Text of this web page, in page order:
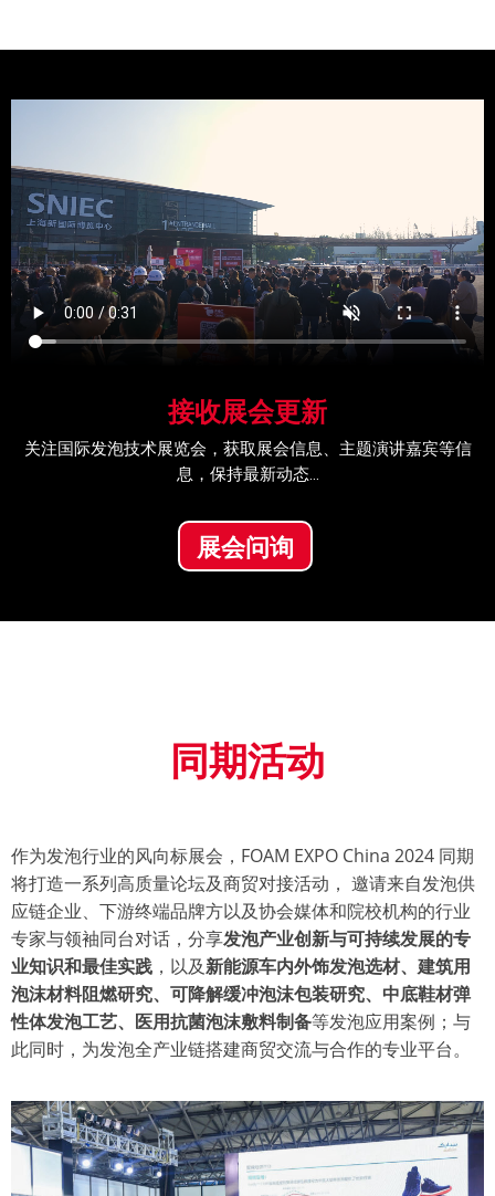
接收展会更新
关注国际发泡技术展览会，获取展会信息、主题演讲嘉宾等信
息，保持最新动态...
展会问询
同期活动
作为发泡行业的风向标展会，FOAM EXPO China 2024 同期
将打造一系列高质量论坛及商贸对接活动， 邀请来自发泡供
应链企业、下游终端品牌方以及协会媒体和院校机构的行业
专家与领袖同台对话，分享发泡产业创新与可持续发展的专
业知识和最佳实践 ，以及新能源车内外饰发泡选材、建筑用
泡沫材料阻燃研究、可降解缓冲泡沫包装研究、中底鞋材弹
性体发泡工艺、医用抗菌泡沫敷料制备等发泡应用案例；与
此同时，为发泡全产业链搭建商贸交流与合作的专业平台。